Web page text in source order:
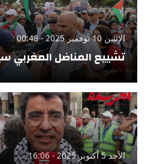
الإثنين 10 نوفمبر 2025 - 00:48
تشييع المناضل المغربي
الأحد 5 أكتوبر 2025 - 16:06